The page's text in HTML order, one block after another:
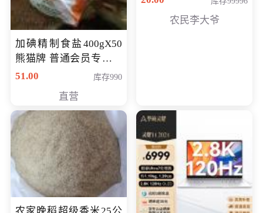
加碘精制食盐400gX50
熊猫牌 普通会员专享价
格50元
51.00 库存990
直营
农民李大爷